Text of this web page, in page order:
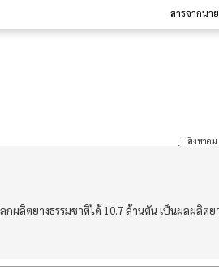
สารจากน
[ สิงหาค
ผลิตยางธรรมชาติได้ 10.7 ล้านตัน เป็นผลผลิตย